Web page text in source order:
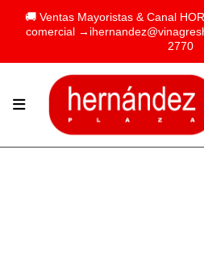
🚚 Ventas Mayoristas & Canal
comercial →
2770